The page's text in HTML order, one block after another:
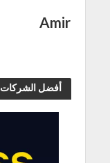
Amir
أفضل الشركات